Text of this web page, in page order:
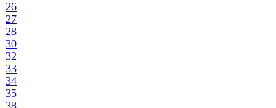
26
27
28
30
32
33
34
35
38